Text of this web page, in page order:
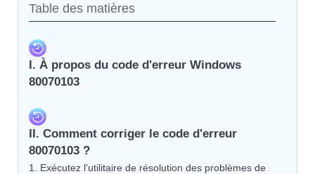
Table des matières
I. À propos du code d'erreur Windows
80070103
II. Comment corriger le code d'erreur
80070103 ?
1. Exécutez l'utilitaire de résolution des problèmes de